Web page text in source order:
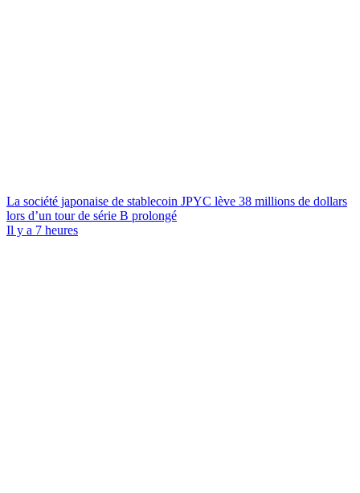
La société japonaise de stablecoin JPYC lève 38 millions de dollars
lors d’un tour de série B prolongé
Il y a 7 heures